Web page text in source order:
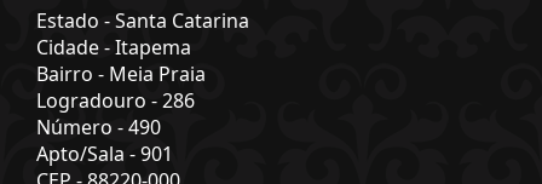
Estado -Santa Catarina
Cidade -Itapema
Bairro - Meia Praia
Logradouro -286
Número -490
Apto/Sala -901